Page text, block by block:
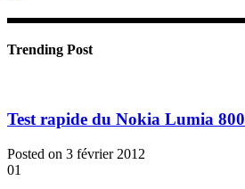
Trending Post
Test rapide du Nokia Lumia 800
Posted on 3 février 2012
01